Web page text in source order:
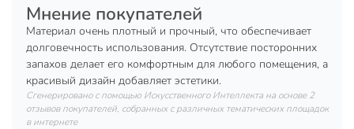
Преимущества:
Клеенка Silvano отличается идеально гладкой и
кристально-прозрачной поверхностью, которая
придает столу изысканный вид.
Клеенка очень практична и устойчива к
Мнение покупателей
Материал очень плотный и прочный, что обеспечивает
долговечность использования. Отсутствие посторонних
запахов делает его комфортным для любого помещения, а
красивый дизайн добавляет эстетики.
Сгенерировано с помощью Искусственного Интеллекта на основе 2
отзывов покупателей, собранных с различных тематических площадок
в интернете